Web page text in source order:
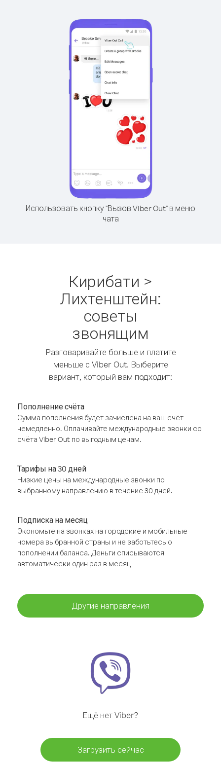
Использовать кнопку "Вызов Viber Out" в меню
чата
Кирибати >
Лихтенштейн:
советы
звонящим
Разговаривайте больше и платите
меньше с Viber Out. Выберите
вариант, который вам подходит:
Пополнение счёта
Сумма пополнения будет зачислена на ваш счёт
немедленно. Оплачивайте международные звонки со
счёта Viber Out по выгодным ценам.
Тарифы на 30 дней
Низкие цены на международные звонки по
выбранному направлению в течение 30 дней.
Подписка на месяц
Экономьте на звонках на городские и мобильные
номера выбранной страны и не заботьтесь о
пополнении баланса. Деньги списываются
автоматически один раз в месяц
Другие направления
Ещё нет Viber?
Загрузить сейчас